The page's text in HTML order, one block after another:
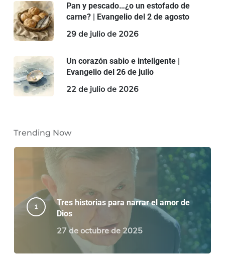
Pan y pescado…¿o un estofado de
carne? | Evangelio del 2 de agosto
29 de julio de 2026
Un corazón sabio e inteligente |
Evangelio del 26 de julio
22 de julio de 2026
Trending Now
Tres historias para narrar el amor de
Dios
27 de octubre de 2025